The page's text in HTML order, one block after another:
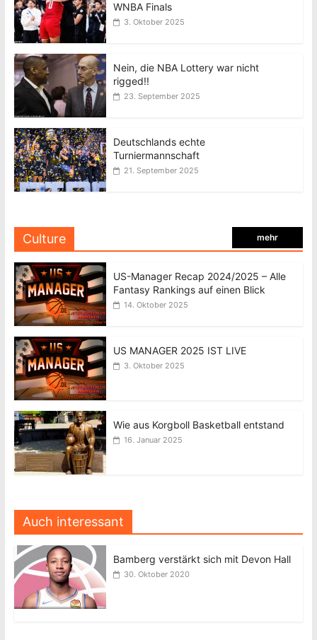
WNBA Finals
3. Oktober 2025
Nein, die NBA Lottery war nicht
rigged!!
23. September 2025
Deutschlands echte
Turniermannschaft
21. September 2025
Culture mehr
US-Manager Recap 2024/2025 – Alle
Fantasy Rankings auf einen Blick
14. Oktober 2025
US MANAGER 2025 IST LIVE
3. Oktober 2025
Wie aus Korgboll Basketball entstand
16. Januar 2025
Auch interessant
Bamberg verstärkt sich mit Devon Hall
30. Oktober 2020